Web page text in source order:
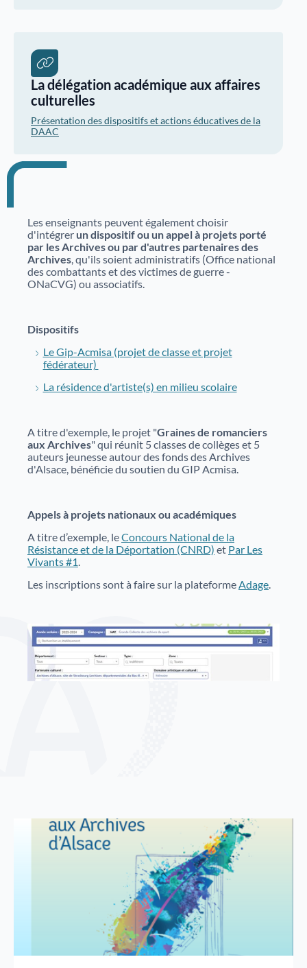
Les enseignants peuvent également choisir
d'intégrer un dispositif ou un appel à projets porté
par les Archives ou par d'autres partenaires des
Archives , qu'ils soient administratifs (Office national
des combattants et des victimes de guerre -
ONaCVG) ou associatifs.
Dispositifs
Le Gip-Acmisa (projet de classe et projet
fédérateur)
La résidence d'artiste(s) en milieu scolaire
A titre d'exemple, le projet "Graines de romanciers
aux Archives" qui réunit 5 classes de collèges et 5
auteurs jeunesse autour des fonds des Archives
d'Alsace, bénéficie du soutien du GIP Acmisa.
Appels à projets nationaux ou académiques
A titre d’exemple, leConcours National de la
Résistance et de la Déportation (CNRD) et Par Les
Vivants #1
Les inscriptions sont à faire sur la plateforme Adage
La délégation académique aux affaires
culturelles
Présentation des dispositifs et actions éducatives de la
DAAC